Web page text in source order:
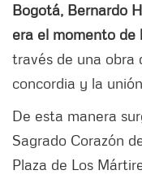
Bogotá, Bernardo
era el momento de
través de una obra
concordia y la
De esta manera
Sagrado Corazón
Plaza de Los